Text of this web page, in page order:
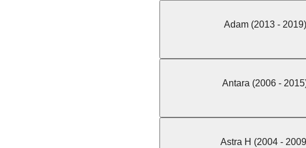
Adam (2013 -
Antara (2006 -
Astra H (2004 -